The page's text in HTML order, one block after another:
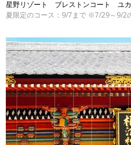
夏限定のコース：9/7まで ※7/29～9/2